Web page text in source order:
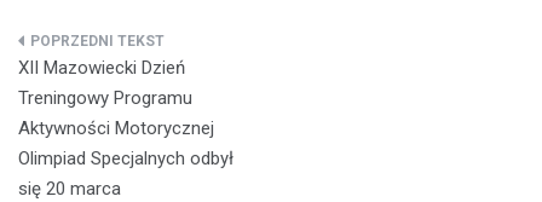
Nawigacja
wpisu
XII Mazowiecki Dzień
Treningowy Programu
Aktywności Motorycznej
Olimpiad Specjalnych odbył
się 20 marca